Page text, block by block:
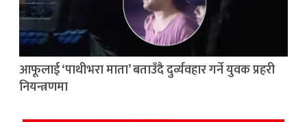
आफूलाई ‘पाथीभरा माता’ बताउँदै दुर्व्यवहार गर्ने युवक प्रहरी
नियन्त्रणमा